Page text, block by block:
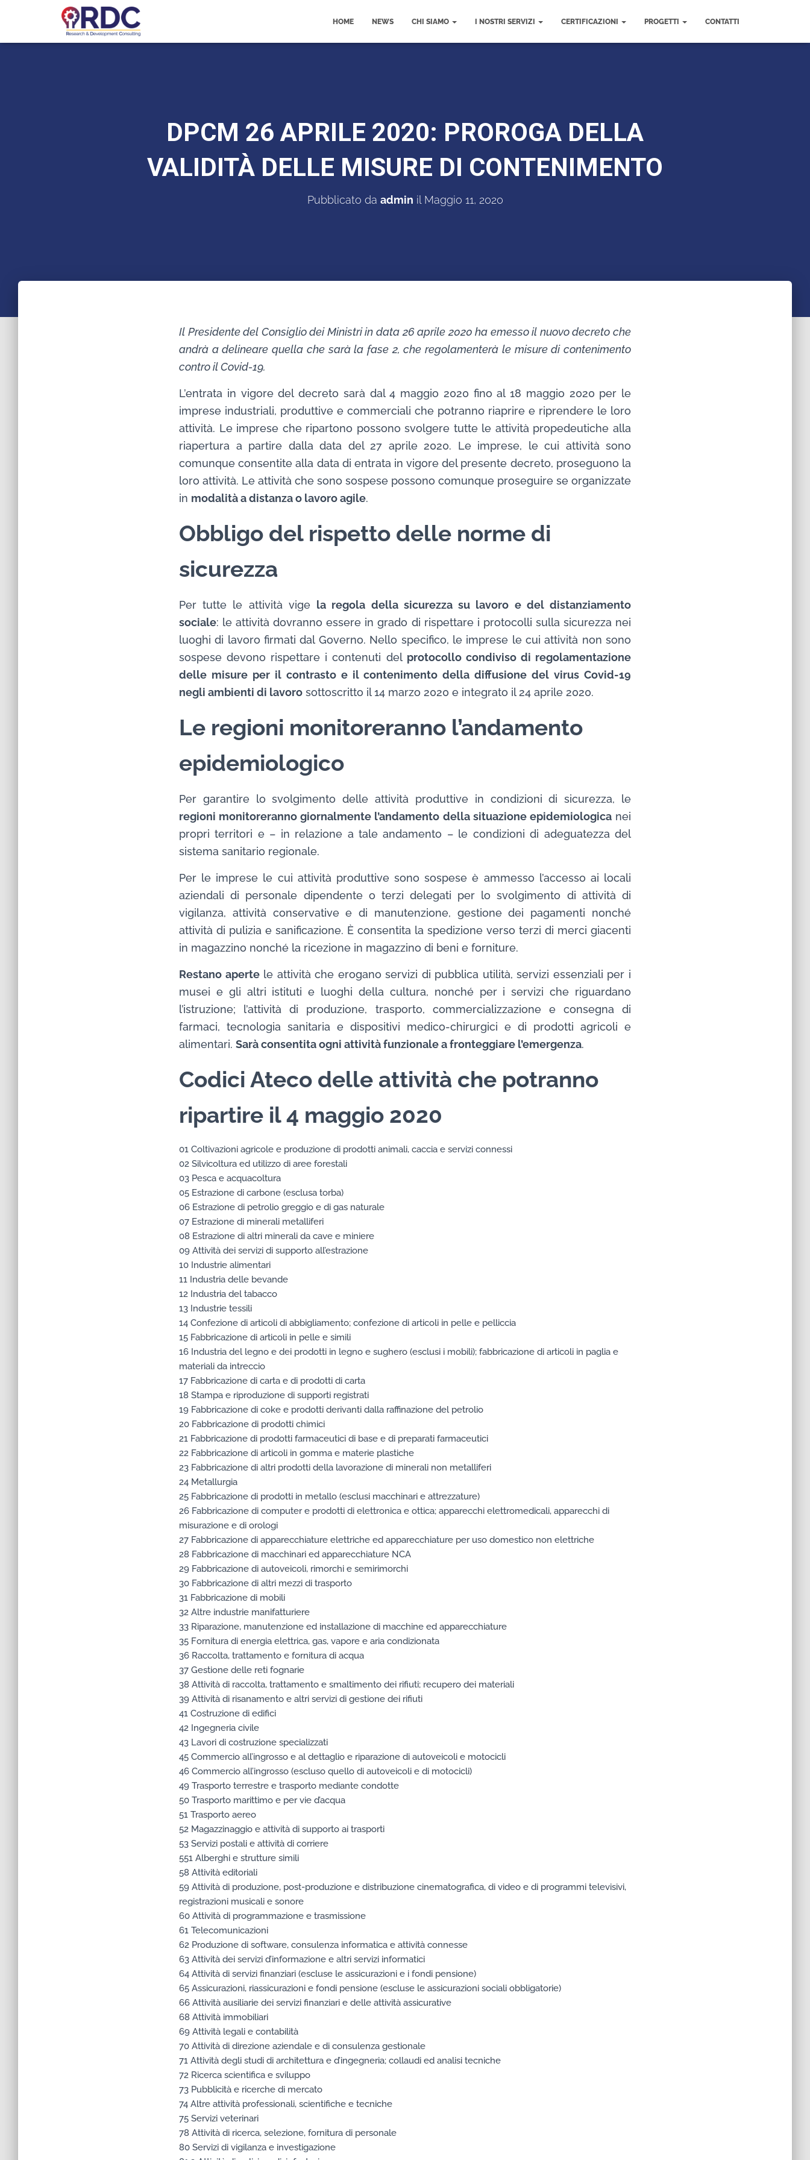
HOME NEWS CHI SIAMO I NOSTRI SERVIZI CERTIFICAZIONI PROGETTI CONTATTI
DPCM 26 APRILE 2020: PROROGA DELLA
VALIDITÀ DELLE MISURE DI CONTENIMENTO
Pubblicato da admin il Maggio 11, 2020
Il Presidente del Consiglio dei Ministri in data 26 aprile 2020 ha emesso il nuovo decreto che
andrà a delineare quella che sarà la fase 2, che regolamenterà le misure di contenimento
contro il Covid-19.
L’entrata in vigore del decreto sarà dal 4 maggio 2020 fino al 18 maggio 2020 per le
imprese industriali, produttive e commerciali che potranno riaprire e riprendere le loro
attività. Le imprese che ripartono possono svolgere tutte le attività propedeutiche alla
riapertura a partire dalla data del 27 aprile 2020. Le imprese, le cui attività sono
comunque consentite alla data di entrata in vigore del presente decreto, proseguono la
loro attività. Le attività che sono sospese possono comunque proseguire se organizzate
in modalità a distanza o lavoro agile.
Obbligo del rispetto delle norme di
sicurezza
Per tutte le attività vige la regola della sicurezza su lavoro e del distanziamento
sociale: le attività dovranno essere in grado di rispettare i protocolli sulla sicurezza nei
luoghi di lavoro firmati dal Governo. Nello specifico, le imprese le cui attività non sono
sospese devono rispettare i contenuti del protocollo condiviso di regolamentazione
delle misure per il contrasto e il contenimento della diffusione del virus Covid-19
negli ambienti di lavoro sottoscritto il 14 marzo 2020 e integrato il 24 aprile 2020.
Le regioni monitoreranno l’andamento
epidemiologico
Per garantire lo svolgimento delle attività produttive in condizioni di sicurezza, le
regioni monitoreranno giornalmente l’andamento della situazione epidemiologicanei
propri territori e – in relazione a tale andamento – le condizioni di adeguatezza del
sistema sanitario regionale.
Per le imprese le cui attività produttive sono sospese è ammesso l’accesso ai locali
aziendali di personale dipendente o terzi delegati per lo svolgimento di attività di
vigilanza, attività conservative e di manutenzione, gestione dei pagamenti nonché
attività di pulizia e sanificazione. È consentita la spedizione verso terzi di merci giacenti
in magazzino nonché la ricezione in magazzino di beni e forniture.
Restano apertele attività che erogano servizi di pubblica utilità, servizi essenziali per i
musei e gli altri istituti e luoghi della cultura, nonché per i servizi che riguardano
l’istruzione; l’attività di produzione, trasporto, commercializzazione e consegna di
farmaci, tecnologia sanitaria e dispositivi medico-chirurgici e di prodotti agricoli e
alimentari. Sarà consentita ogni attività funzionale a fronteggiare l’emergenza.
Codici Ateco delle attività che potranno
ripartire il 4 maggio 2020
01 Coltivazioni agricole e produzione di prodotti animali, caccia e servizi connessi
02 Silvicoltura ed utilizzo di aree forestali
03 Pesca e acquacoltura
05 Estrazione di carbone (esclusa torba)
06 Estrazione di petrolio greggio e di gas naturale
07 Estrazione di minerali metalliferi
08 Estrazione di altri minerali da cave e miniere
09 Attività dei servizi di supporto all’estrazione
10 Industrie alimentari
11 Industria delle bevande
12 Industria del tabacco
13 Industrie tessili
14 Confezione di articoli di abbigliamento; confezione di articoli in pelle e pelliccia
15 Fabbricazione di articoli in pelle e simili
16 Industria del legno e dei prodotti in legno e sughero (esclusi i mobili); fabbricazione di articoli in paglia e
materiali da intreccio
17 Fabbricazione di carta e di prodotti di carta
18 Stampa e riproduzione di supporti registrati
19 Fabbricazione di coke e prodotti derivanti dalla raffinazione del petrolio
20 Fabbricazione di prodotti chimici
21 Fabbricazione di prodotti farmaceutici di base e di preparati farmaceutici
22 Fabbricazione di articoli in gomma e materie plastiche
23 Fabbricazione di altri prodotti della lavorazione di minerali non metalliferi
24 Metallurgia
25 Fabbricazione di prodotti in metallo (esclusi macchinari e attrezzature)
26 Fabbricazione di computer e prodotti di elettronica e ottica; apparecchi elettromedicali, apparecchi di
misurazione e di orologi
27 Fabbricazione di apparecchiature elettriche ed apparecchiature per uso domestico non elettriche
28 Fabbricazione di macchinari ed apparecchiature NCA
29 Fabbricazione di autoveicoli, rimorchi e semirimorchi
30 Fabbricazione di altri mezzi di trasporto
31 Fabbricazione di mobili
32 Altre industrie manifatturiere
33 Riparazione, manutenzione ed installazione di macchine ed apparecchiature
35 Fornitura di energia elettrica, gas, vapore e aria condizionata
36 Raccolta, trattamento e fornitura di acqua
37 Gestione delle reti fognarie
38 Attività di raccolta, trattamento e smaltimento dei rifiuti; recupero dei materiali
39 Attività di risanamento e altri servizi di gestione dei rifiuti
41 Costruzione di edifici
42 Ingegneria civile
43 Lavori di costruzione specializzati
45 Commercio all’ingrosso e al dettaglio e riparazione di autoveicoli e motocicli
46 Commercio all’ingrosso (escluso quello di autoveicoli e di motocicli)
49 Trasporto terrestre e trasporto mediante condotte
50 Trasporto marittimo e per vie d’acqua
51 Trasporto aereo
52 Magazzinaggio e attività di supporto ai trasporti
53 Servizi postali e attività di corriere
551 Alberghi e strutture simili
58 Attività editoriali
59 Attività di produzione, post-produzione e distribuzione cinematografica, di video e di programmi televisivi,
registrazioni musicali e sonore
60 Attività di programmazione e trasmissione
61 Telecomunicazioni
62 Produzione di software, consulenza informatica e attività connesse
63 Attività dei servizi d’informazione e altri servizi informatici
64 Attività di servizi finanziari (escluse le assicurazioni e i fondi pensione)
65 Assicurazioni, riassicurazioni e fondi pensione (escluse le assicurazioni sociali obbligatorie)
66 Attività ausiliarie dei servizi finanziari e delle attività assicurative
68 Attività immobiliari
69 Attività legali e contabilità
70 Attività di direzione aziendale e di consulenza gestionale
71 Attività degli studi di architettura e d’ingegneria; collaudi ed analisi tecniche
72 Ricerca scientifica e sviluppo
73 Pubblicità e ricerche di mercato
74 Altre attività professionali, scientifiche e tecniche
75 Servizi veterinari
78 Attività di ricerca, selezione, fornitura di personale
80 Servizi di vigilanza e investigazione